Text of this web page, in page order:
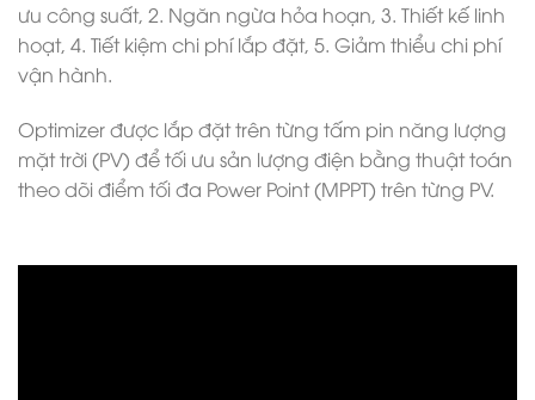
ưu công suất, 2. Ngăn ngừa hỏa hoạn, 3. Thiết kế linh
hoạt, 4. Tiết kiệm chi phí lắp đặt, 5. Giảm thiểu chi phí
vận hành.
Optimizer được lắp đặt trên từng tấm pin năng lượng
mặt trời (PV) để tối ưu sản lượng điện bằng thuật toán
theo dõi điểm tối đa Power Point (MPPT) trên từng PV.